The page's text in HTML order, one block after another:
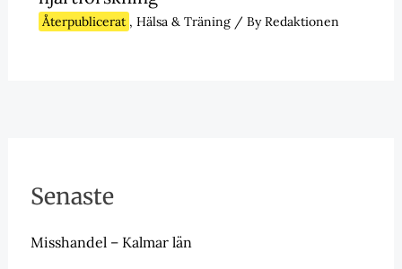
Återpublicerat , Hälsa & Träning/ ByRedaktionen
Senaste
Misshandel – Kalmar län